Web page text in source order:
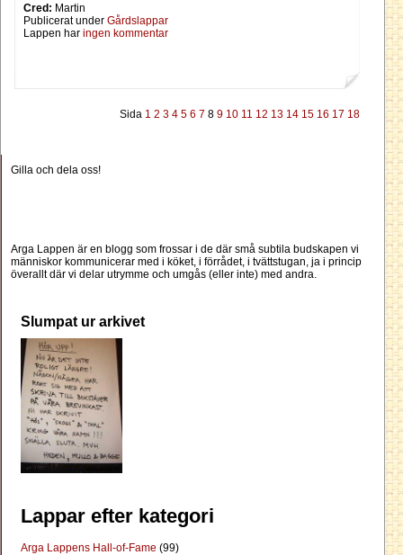
Cred: Martin
Publicerat under Gårdslappar
Lappen har ingen kommentar
Sida 1 2 3 4 5 6 7 89 10 11 12 13 14 15 16 17 18
Gilla och dela oss!
Arga Lappen är en blogg som frossar i de där små subtila budskapen vi
människor kommunicerar med i köket, i förrådet, i tvättstugan, ja i princip
överallt där vi delar utrymme och umgås (eller inte) med andra.
Slumpat ur arkivet
Lappar efter kategori
Arga Lappens Hall-of-Fame (99)